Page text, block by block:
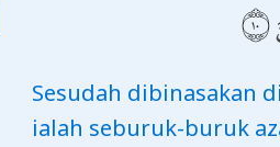
Sesudah dibinasakan
ialah seburuk-buruk